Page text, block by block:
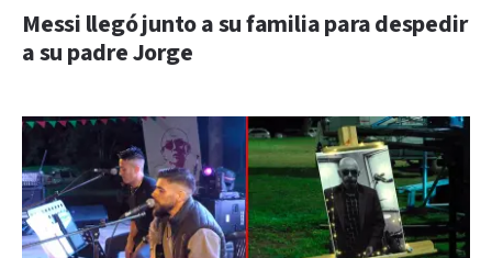
Messi llegó junto a su familia para despedir
a su padre Jorge